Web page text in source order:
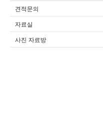
견적문의
자료실
사진 자료방